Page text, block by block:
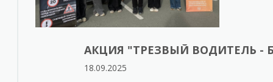
АКЦИЯ "ТРЕЗВЫЙ ВОДИТЕЛЬ -
18.09.2025